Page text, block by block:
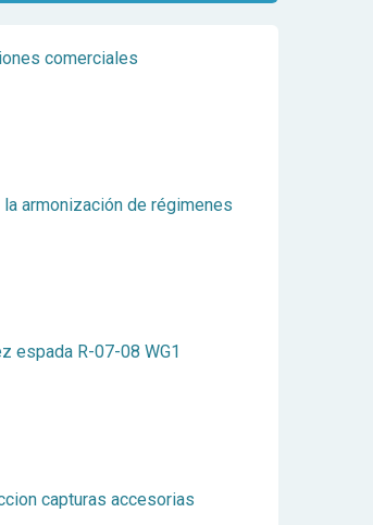
comerciales
armonización de régimenes
espada R-07-08 WG1
capturas accesorias